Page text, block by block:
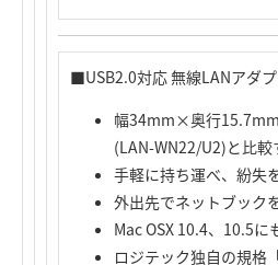
■USB2.0対応 無線LANアダ
幅34mm×奥行
(LAN-WN22/U2)と比
手軽に持ち運べ、紛失
外出先でネットブック
Mac OSX 10.4、10.5に
ロジテック独自の規